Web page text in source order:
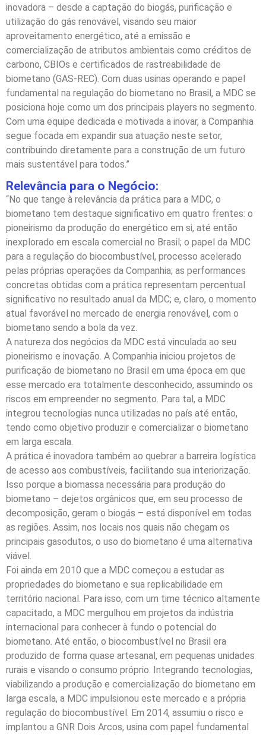
inovadora – desde a captação do biogás, purificação e
utilização do gás renovável, visando seu maior
aproveitamento energético, até a emissão e
comercialização de atributos ambientais como créditos de
carbono, CBIOs e certificados de rastreabilidade de
biometano (GAS-REC). Com duas usinas operando e papel
fundamental na regulação do biometano no Brasil, a MDC se
posiciona hoje como um dos principais players no segmento.
Com uma equipe dedicada e motivada a inovar, a Companhia
segue focada em expandir sua atuação neste setor,
contribuindo diretamente para a construção de um futuro
mais sustentável para todos.”
Relevância para o Negócio:
“No que tange à relevância da prática para a MDC, o
biometano tem destaque significativo em quatro frentes: o
pioneirismo da produção do energético em si, até então
inexplorado em escala comercial no Brasil; o papel da MDC
para a regulação do biocombustível, processo acelerado
pelas próprias operações da Companhia; as performances
concretas obtidas com a prática representam percentual
significativo no resultado anual da MDC; e, claro, o momento
atual favorável no mercado de energia renovável, com o
biometano sendo a bola da vez.
A natureza dos negócios da MDC está vinculada ao seu
pioneirismo e inovação. A Companhia iniciou projetos de
purificação de biometano no Brasil em uma época em que
esse mercado era totalmente desconhecido, assumindo os
riscos em empreender no segmento. Para tal, a MDC
integrou tecnologias nunca utilizadas no país até então,
tendo como objetivo produzir e comercializar o biometano
em larga escala.
A prática é inovadora também ao quebrar a barreira logística
de acesso aos combustíveis, facilitando sua interiorização.
Isso porque a biomassa necessária para produção do
biometano – dejetos orgânicos que, em seu processo de
decomposição, geram o biogás – está disponível em todas
as regiões. Assim, nos locais nos quais não chegam os
principais gasodutos, o uso do biometano é uma alternativa
viável.
Foi ainda em 2010 que a MDC começou a estudar as
propriedades do biometano e sua replicabilidade em
território nacional. Para isso, com um time técnico altamente
capacitado, a MDC mergulhou em projetos da indústria
internacional para conhecer à fundo o potencial do
biometano. Até então, o biocombustível no Brasil era
produzido de forma quase artesanal, em pequenas unidades
rurais e visando o consumo próprio. Integrando tecnologias,
viabilizando a produção e comercialização do biometano em
larga escala, a MDC impulsionou este mercado e a própria
regulação do biocombustível. Em 2014, assumiu o risco e
implantou a GNR Dois Arcos, usina com papel fundamental